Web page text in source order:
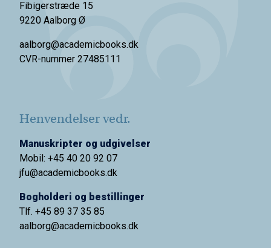
Fibigerstræde 15
9220 Aalborg Ø
aalborg@academicbooks.dk
CVR-nummer 27485111
Henvendelser vedr.
Manuskripter og udgivelser
Mobil: +45 40 20 92 07
jfu@academicbooks.dk
Bogholderi og bestillinger
Tlf. +45 89 37 35 85
aalborg@academicbooks.dk